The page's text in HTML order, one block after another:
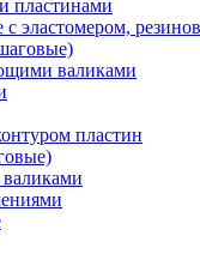
пластинами
эластомером,
валиками
пластин